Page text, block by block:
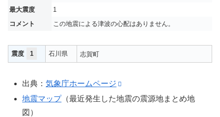
最大震度
1
コメント
この地震による津波の心配はありません。
震度 1 石川県 志賀町
出典：気象庁ホームページ
地震マップ（最近発生した地震の震源地まとめ地
図）